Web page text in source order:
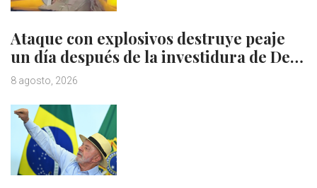
Ataque con explosivos destruye peaje
un día después de la investidura de De…
8 agosto, 2026